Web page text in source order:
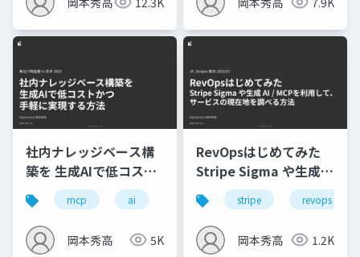
社内ナレッジベース構
築を 生成AIで低コスト
かつ 手軽に実現する方
法 - 東北IT物産展2025
mcp ai
岡本秀高 5K
RevOpsはじめてみた
Stripe Sigma や生成
AI / MCPを利用して、
サービスの現在地を調
べる方法
stripe revops
岡本秀高 1.2K